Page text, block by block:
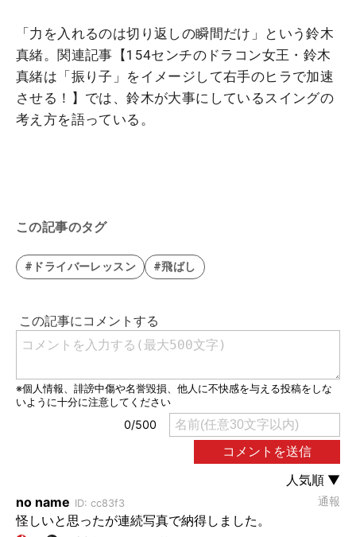
「力を入れるのは切り返しの瞬間だけ」という鈴木
真緒。関連記事【154センチのドラコン女王・鈴木
真緒は「振り子」をイメージして右手のヒラで加速
させる！】では、鈴木が大事にしているスイングの
考え方を語っている。
この記事のタグ
#ドライバーレッスン #飛ばし